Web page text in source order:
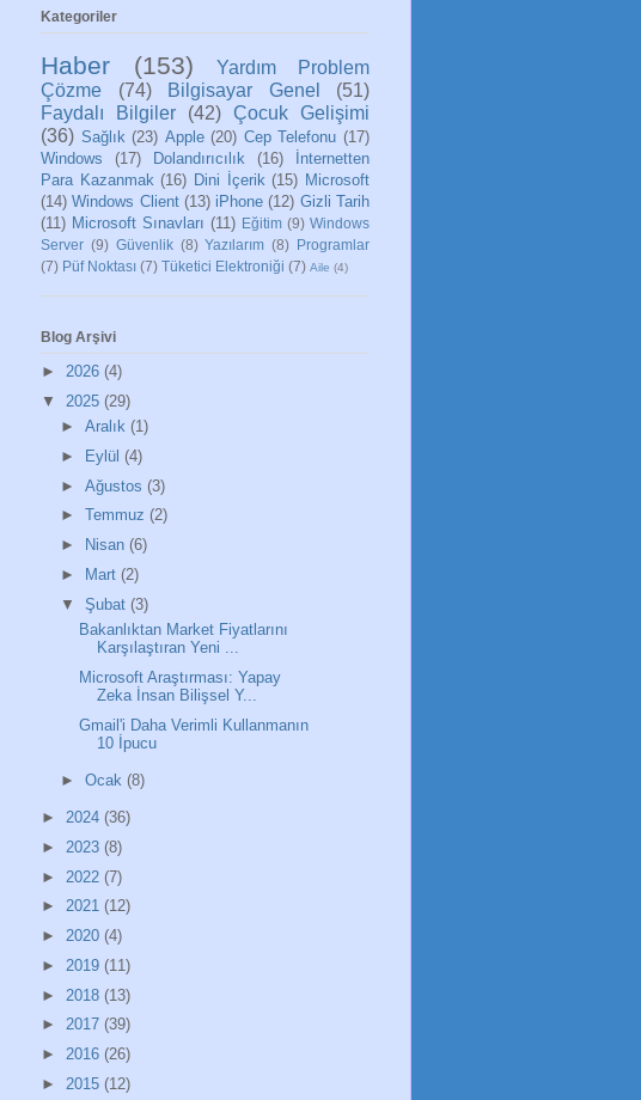
Kategoriler
Haber (153)
Yardım Problem
Çözme
(74) Bilgisayar Genel
(51)
Faydalı Bilgiler
(42) Çocuk Gelişimi
(36) Sağlık (23) Apple (20) Cep Telefonu (17)
Windows
(17) Dolandırıcılık (16)
İnternetten
Para Kazanmak (16) Dini İçerik (15) Microsoft
(14) Windows Client (13) iPhone (12) Gizli Tarih
(11) Microsoft Sınavları (11) Eğitim (9) Windows
Server (9) Güvenlik (8) Yazılarım (8)
Programlar
(7) Püf Noktası (7) Tüketici Elektroniği (7) Aile (4)
Blog Arşivi
► 2026 (4)
▼ 2025 (29)
► Aralık (1)
►
Eylül (4)
► Ağustos (3)
► Temmuz (2)
►
Nisan (6)
►
Mart (2)
▼ Şubat (3)
Bakanlıktan Market Fiyatlarını
Karşılaştıran Yeni ...
Microsoft Araştırması: Yapay
Zeka İnsan Bilişsel Y...
Gmail'i Daha Verimli Kullanmanın
10 İpucu
► Ocak (8)
► 2024 (36)
► 2023 (8)
► 2022 (7)
► 2021 (12)
► 2020 (4)
► 2019 (11)
► 2018 (13)
► 2017 (39)
► 2016 (26)
► 2015 (12)